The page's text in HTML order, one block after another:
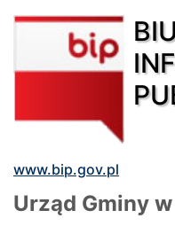
www.bip.gov.pl
Urząd Gminy